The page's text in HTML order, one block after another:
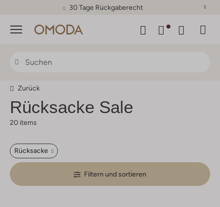
30 Tage Rückgaberecht
Menü
Zurück
Rücksacke Sale
20 items
Rücksacke
Filtern und sortieren